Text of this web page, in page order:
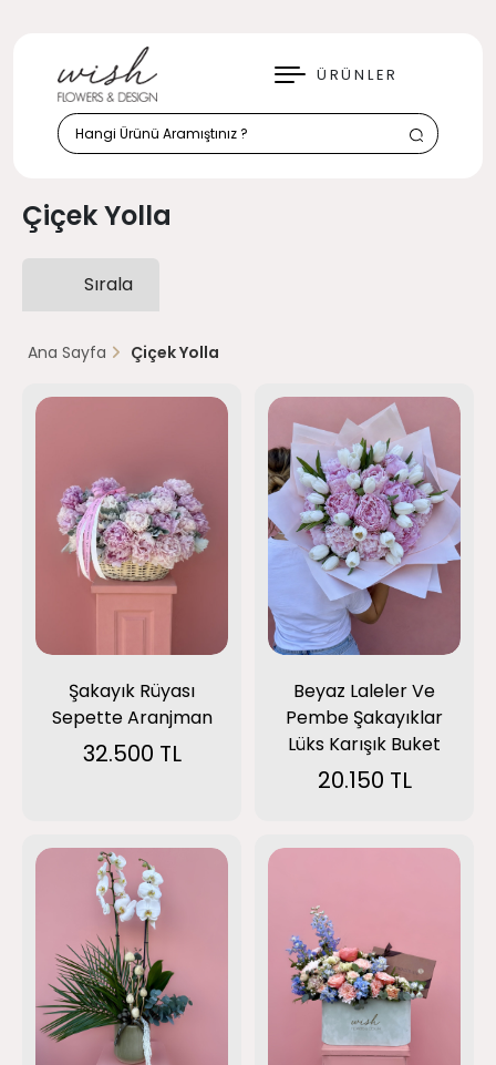
ÜRÜNLER
KAPAT
Çiçek Yolla
Sırala
Ana Sayfa Çiçek Yolla
Şakayık Rüyası
Sepette Aranjman
32.500 TL
Beyaz Laleler Ve
Pembe Şakayıklar
Lüks Karışık Buket
20.150 TL